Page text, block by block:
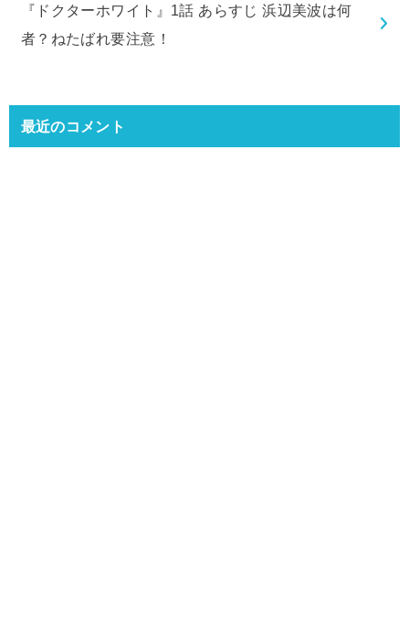
『ドクターホワイト』1話 あらすじ 浜辺美波は何
者？ねたばれ要注意！
最近のコメント